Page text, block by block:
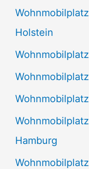
Holstein
Hamburg